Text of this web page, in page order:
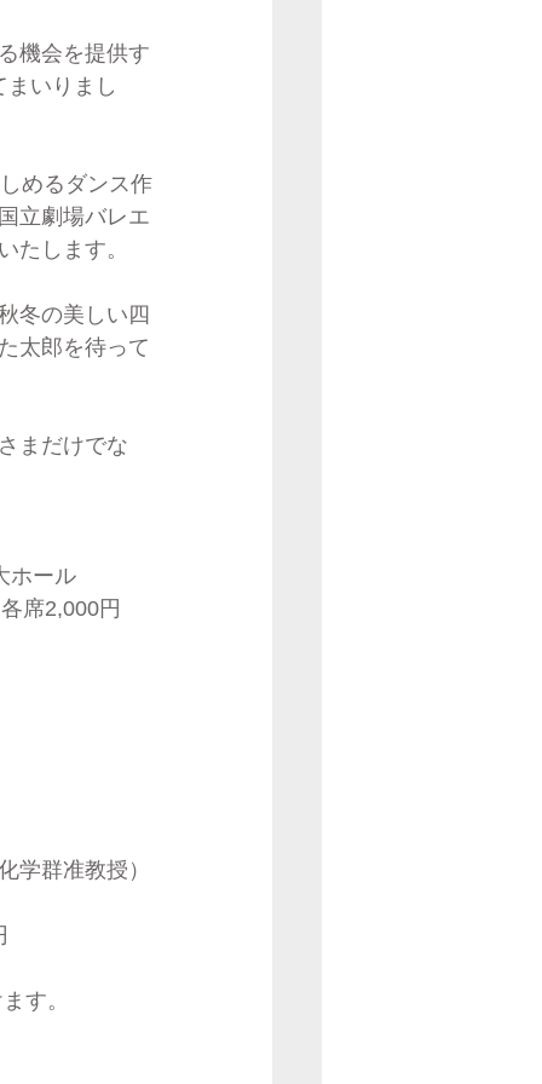
機会を提供す
いりまし
めるダンス作
立劇場バレエ
たします。
冬の美しい四
太郎を待って
まだけでな
ホール
席2,000円
学群准教授）
す。